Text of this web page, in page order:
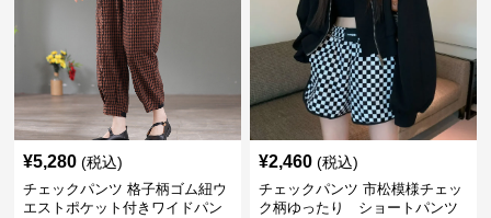
¥5,280 (税込)
チェックパンツ 格子柄ゴム紐ウ
エストポケット付きワイドパン
¥2,460 (税込)
チェックパンツ 市松模様チェッ
ク柄ゆったり ショートパンツ